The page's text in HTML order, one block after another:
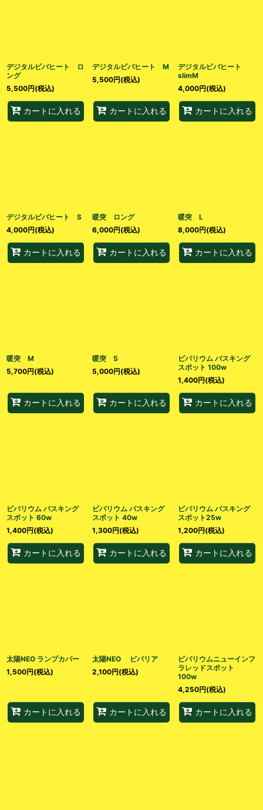
デジタルビバヒート ロ
ング
5,500円(税込)
カートに入れる
デジタルビバヒート M
5,500円(税込)
カートに入れる
デジタルビバヒート
slimM
4,000円(税込)
カートに入れる
デジタルビバヒート S
4,000円(税込)
カートに入れる
暖突 ロング
6,000円(税込)
カートに入れる
暖突 L
8,000円(税込)
カートに入れる
暖突 M
5,700円(税込)
カートに入れる
暖突 S
5,000円(税込)
カートに入れる
ビバリウム バスキング
スポット 100w
1,400円(税込)
カートに入れる
ビバリウム バスキング
スポット 60w
1,400円(税込)
カートに入れる
ビバリウム バスキング
スポット 40w
1,300円(税込)
カートに入れる
ビバリウム バスキング
スポット25w
1,200円(税込)
カートに入れる
太陽NEO ランプカバー
1,500円(税込)
カートに入れる
太陽NEO ビバリア
2,100円(税込)
カートに入れる
ビバリウムニューインフ
ラレッドスポット
100w
4,250円(税込)
カートに入れる